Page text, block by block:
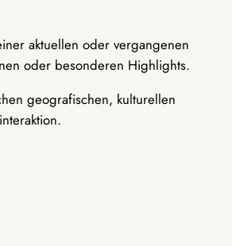
aktuellen oder vergangenen
oder besonderen Highlights.
geografischen, kulturellen